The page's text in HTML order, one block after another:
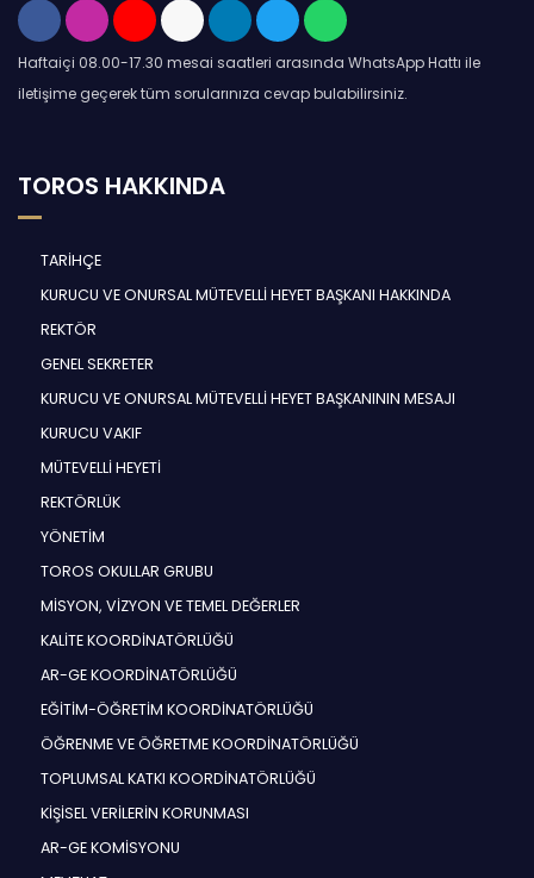
Haftaiçi 08.00-17.30 mesai saatleri arasında WhatsApp Hattı ile
iletişime geçerek tüm sorularınıza cevap bulabilirsiniz.
TOROS HAKKINDA
TARİHÇE
KURUCU VE ONURSAL MÜTEVELLİ HEYET BAŞKANI HAKKINDA
REKTÖR
GENEL SEKRETER
KURUCU VE ONURSAL MÜTEVELLİ HEYET BAŞKANININ MESAJI
KURUCU VAKIF
MÜTEVELLİ HEYETİ
REKTÖRLÜK
YÖNETİM
TOROS OKULLAR GRUBU
MİSYON, VİZYON VE TEMEL DEĞERLER
KALİTE KOORDİNATÖRLÜĞÜ
AR-GE KOORDİNATÖRLÜĞÜ
EĞİTİM-ÖĞRETİM KOORDİNATÖRLÜĞÜ
ÖĞRENME VE ÖĞRETME KOORDİNATÖRLÜĞÜ
TOPLUMSAL KATKI KOORDİNATÖRLÜĞÜ
KİŞİSEL VERİLERİN KORUNMASI
AR-GE KOMİSYONU